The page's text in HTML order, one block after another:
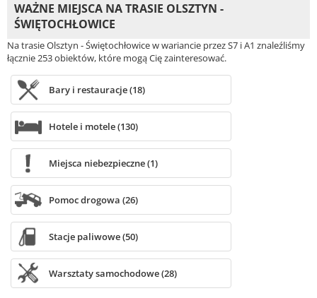
WAŻNE MIEJSCA NA TRASIE OLSZTYN -
ŚWIĘTOCHŁOWICE
Na trasie Olsztyn - Świętochłowice w wariancie przez S7 i A1 znaleźliśmy
łącznie 253 obiektów, które mogą Cię zainteresować.
Bary i restauracje (18)
Hotele i motele (130)
Miejsca niebezpieczne (1)
Pomoc drogowa (26)
Stacje paliwowe (50)
Warsztaty samochodowe (28)